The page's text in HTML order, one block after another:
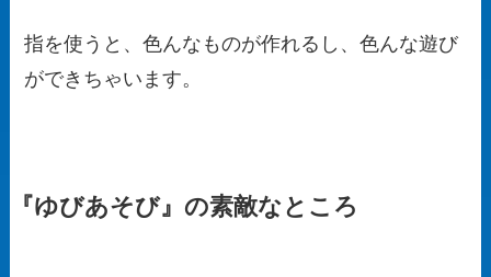
指を使うと、色んなものが作れるし、色んな遊び
ができちゃいます。
『ゆびあそび』の素敵なところ